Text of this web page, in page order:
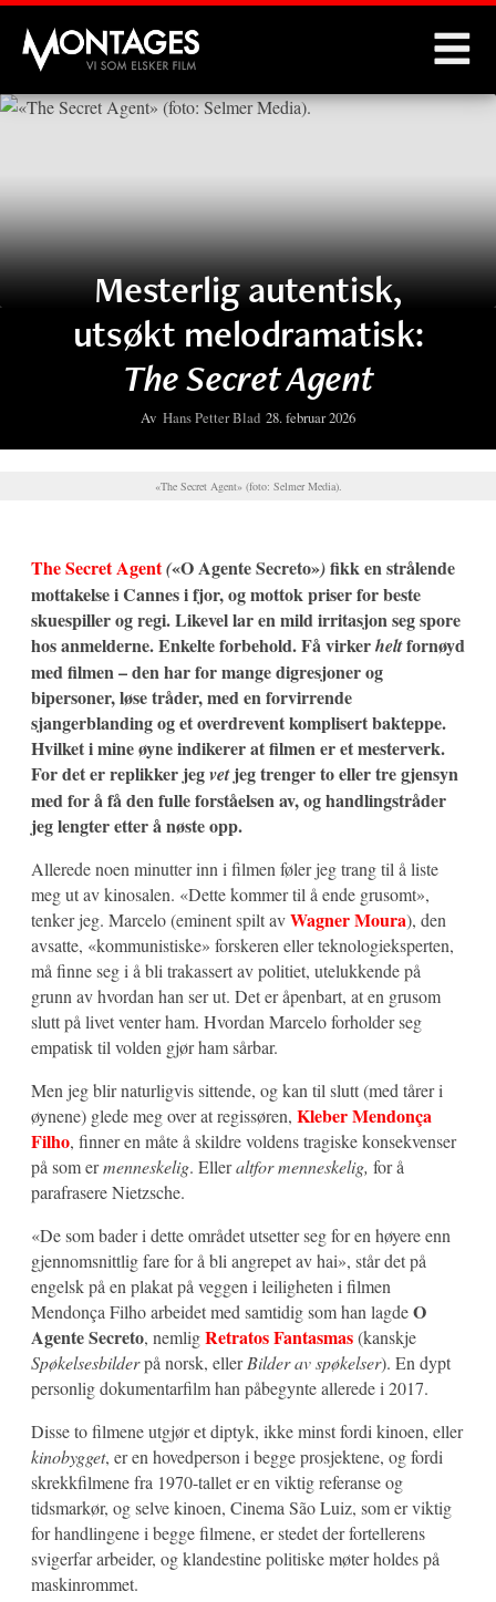
Montages
Mesterlig autentisk,
utsøkt melodramatisk:
The Secret Agent
Av Hans Petter Blad 28. februar 2026
«The Secret Agent» (foto: Selmer Media).
The Secret Agent(«O Agente Secreto»)fikk en strålende
mottakelse i Cannes i fjor, og mottok priser for beste
skuespiller og regi. Likevel lar en mild irritasjon seg spore
hos anmelderne. Enkelte forbehold. Få virkerheltfornøyd
med filmen – den har for mange digresjoner og
bipersoner, løse tråder, med en forvirrende
sjangerblanding og et overdrevent komplisert bakteppe.
Hvilket i mine øyne indikerer at filmen er et mesterverk.
For det er replikker jegvetjeg trenger to eller tre gjensyn
med for å få den fulle forståelsen av, og handlingstråder
jeg lengter etter å nøste opp.
Allerede noen minutter inn i filmen føler jeg trang til å liste
meg ut av kinosalen. «Dette kommer til å ende grusomt»,
tenker jeg. Marcelo (eminent spilt avWagner Moura), den
avsatte, «kommunistiske» forskeren eller teknologieksperten,
må finne seg i å bli trakassert av politiet, utelukkende på
grunn av hvordan han ser ut. Det er åpenbart, at en grusom
slutt på livet venter ham. Hvordan Marcelo forholder seg
empatisk til volden gjør ham sårbar.
Men jeg blir naturligvis sittende, og kan til slutt (med tårer i
øynene) glede meg over at regissøren, Kleber Mendonça
Filho, finner en måte å skildre voldens tragiske konsekvenser
på som ermenneskelig. Elleraltfor menneskelig, for å
parafrasere Nietzsche.
«De som bader i dette området utsetter seg for en høyere enn
gjennomsnittlig fare for å bli angrepet av hai», står det på
engelsk på en plakat på veggen i leiligheten i filmen
Mendonça Filho arbeidet med samtidig som han lagdeO
Agente Secreto, nemligRetratos Fantasmas(kanskje
Spøkelsesbilderpå norsk, ellerBilder av spøkelser). En dypt
personlig dokumentarfilm han påbegynte allerede i 2017.
Disse to filmene utgjør et diptyk, ikke minst fordi kinoen, eller
kinobygget, er en hovedperson i begge prosjektene, og fordi
skrekkfilmene fra 1970-tallet er en viktig referanse og
tidsmarkør, og selve kinoen, Cinema São Luiz, som er viktig
for handlingene i begge filmene, er stedet der fortellerens
svigerfar arbeider, og klandestine politiske møter holdes på
maskinrommet.